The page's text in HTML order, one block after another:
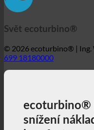
Svět ecoturbino®
© 2026 ecoturbino® | Ing.
snížení
komfortu.